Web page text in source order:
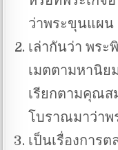
ว่าพระขุนแผน
เล่ากันว่า พร
เมตตามหานิย
เรียกตามคุณส
โบราณมาว่า
เป็นเรื่องการ